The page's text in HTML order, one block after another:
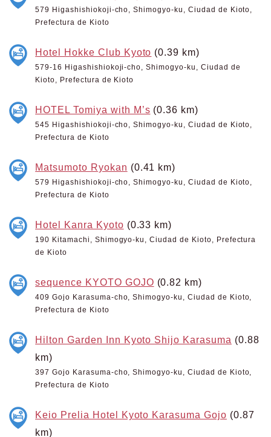
579 Higashishiokoji-cho, Shimogyo-ku, Ciudad de Kioto,
Prefectura de Kioto
Hotel Hokke Club Kyoto (0.39 km)
579-16 Higashishiokoji-cho, Shimogyo-ku, Ciudad de
Kioto, Prefectura de Kioto
HOTEL Tomiya with M’s (0.36 km)
545 Higashishiokoji-cho, Shimogyo-ku, Ciudad de Kioto,
Prefectura de Kioto
Matsumoto Ryokan (0.41 km)
579 Higashishiokoji-cho, Shimogyo-ku, Ciudad de Kioto,
Prefectura de Kioto
Hotel Kanra Kyoto (0.33 km)
190 Kitamachi, Shimogyo-ku, Ciudad de Kioto, Prefectura
de Kioto
sequence KYOTO GOJO (0.82 km)
409 Gojo Karasuma-cho, Shimogyo-ku, Ciudad de Kioto,
Prefectura de Kioto
Hilton Garden Inn Kyoto Shijo Karasuma (0.88
km)
397 Gojo Karasuma-cho, Shimogyo-ku, Ciudad de Kioto,
Prefectura de Kioto
Keio Prelia Hotel Kyoto Karasuma Gojo (0.87
km)